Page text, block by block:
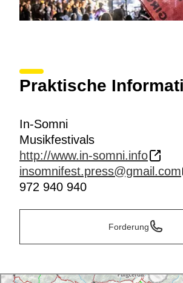
Praktische
In-Somni
Musikfestivals
http://www.in-somni.info
insomnifest.press@gmail.com
972 940 940
Forderung